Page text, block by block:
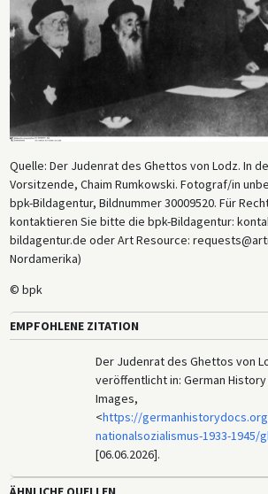
Quelle: Der Judenrat des Ghettos von Lodz. In
Vorsitzende, Chaim Rumkowski. Fotograf/in
bpk-Bildagentur, Bildnummer 30009520. Für
kontaktieren Sie bitte die bpk-Bildagentur:
bildagentur.de oder Art Resource:
Nordamerika)
© bpk
EMPFOHLENE ZITATION
Der Judenrat des Ghettos von
veröffentlicht in: German
Images,
<https://
nationalsozialismus-1933-1945/
[06.06.2026].